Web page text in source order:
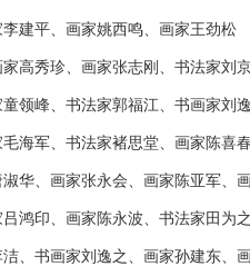
建平、画家姚西鸣、画家王劲松
高秀珍、画家张志刚、书法家刘
领峰、书法家郭福江、书画家刘
海军、书法家褚思堂、画家陈喜春
华、画家张永会、画家陈亚军、
鸿印、画家陈永波、书法家田为之
、书画家刘逸之、画家孙建东、